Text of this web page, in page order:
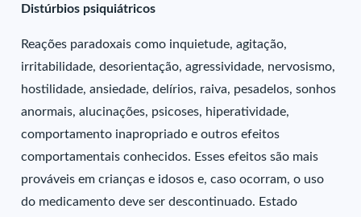
Distúrbios psiquiátricos
Reações paradoxais como inquietude, agitação,
irritabilidade, desorientação, agressividade, nervosismo,
hostilidade, ansiedade, delírios, raiva, pesadelos, sonhos
anormais, alucinações, psicoses, hiperatividade,
comportamento inapropriado e outros efeitos
comportamentais conhecidos. Esses efeitos são mais
prováveis em crianças e idosos e, caso ocorram, o uso
do medicamento deve ser descontinuado. Estado